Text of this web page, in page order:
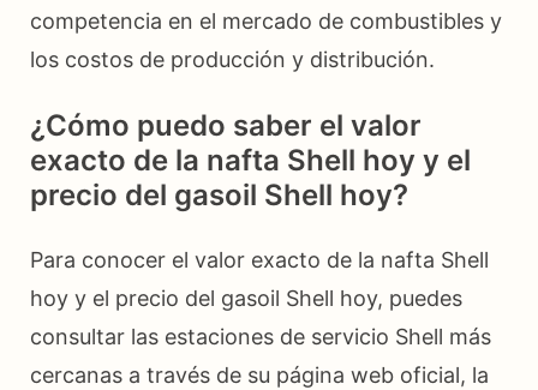
competencia en el mercado de combustibles y
los costos de producción y distribución.
¿Cómo puedo saber el valor
exacto de la nafta Shell hoy y el
precio del gasoil Shell hoy?
Para conocer el valor exacto de la nafta Shell
hoy y el precio del gasoil Shell hoy, puedes
consultar las estaciones de servicio Shell más
cercanas a través de su página web oficial, la